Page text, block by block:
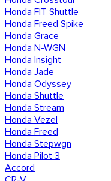
Honda FIT Shuttle
Honda Freed Spike
Honda Grace
Honda N-WGN
Honda Insight
Honda Jade
Honda Odyssey
Honda Shuttle
Honda Stream
Honda Vezel
Honda Freed
Honda Stepwgn
Honda Pilot 3
Accord